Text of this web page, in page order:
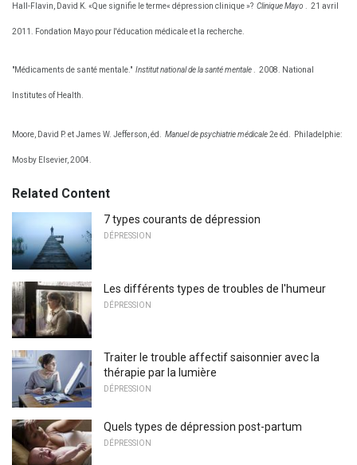
Hall-Flavin, David K. «Que signifie le terme« dépression clinique »? Clinique Mayo 21 avril
2011. Fondation Mayo pour l'éducation médicale et la recherche.
"Médicaments de santé mentale." Institut national de la santé mentale. 2008. National
Institutes of Health.
Moore, David P. et James W. Jefferson, éd. Manuel de psychiatrie médicale2e éd. Philadelphie:
Mosby Elsevier, 2004.
Related Content
7 types courants de dépression
DÉPRESSION
Les différents types de troubles de l'humeur
DÉPRESSION
Traiter le trouble affectif saisonnier avec la
thérapie par la lumière
DÉPRESSION
Quels types de dépression post-partum
DÉPRESSION